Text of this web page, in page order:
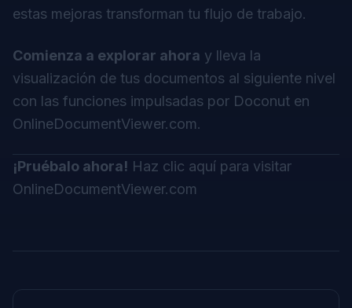
estas mejoras transforman tu flujo de trabajo.
Comienza a explorar ahora y lleva la
visualización de tus documentos al siguiente nivel
con las funciones impulsadas por Doconut en
OnlineDocumentViewer.com.
¡Pruébalo ahora! Haz clic aquí para visitar
OnlineDocumentViewer.com